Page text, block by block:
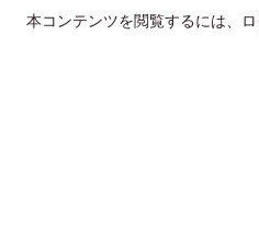
本コンテンツを閲覧するには、ロ